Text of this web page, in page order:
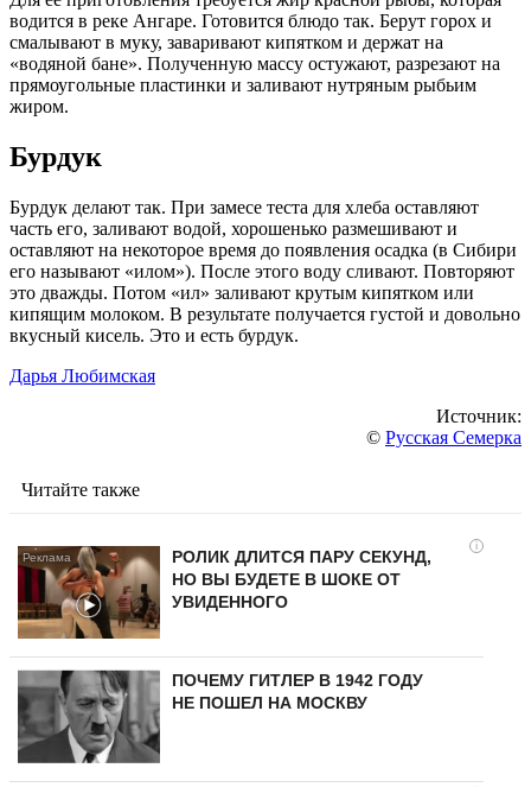
водится в реке Ангаре. Готовится блюдо так. Берут горох и
смалывают в муку, заваривают кипятком и держат на
«водяной бане». Полученную массу остужают, разрезают на
прямоугольные пластинки и заливают нутряным рыбьим
жиром.
Бурдук
Бурдук делают так. При замесе теста для хлеба оставляют
часть его, заливают водой, хорошенько размешивают и
оставляют на некоторое время до появления осадка (в Сибири
его называют «илом»). После этого воду сливают. Повторяют
это дважды. Потом «ил» заливают крутым кипятком или
кипящим молоком. В результате получается густой и довольно
вкусный кисель. Это и есть бурдук.
Дарья Любимская
Источник:
© Русская Семерка
Читайте также
i
РОЛИК ДЛИТСЯ ПАРУ СЕКУНД,
НО ВЫ БУДЕТЕ В ШОКЕ ОТ
УВИДЕННОГО
ПОЧЕМУ ГИТЛЕР В 1942 ГОДУ
НЕ ПОШЕЛ НА МОСКВУ